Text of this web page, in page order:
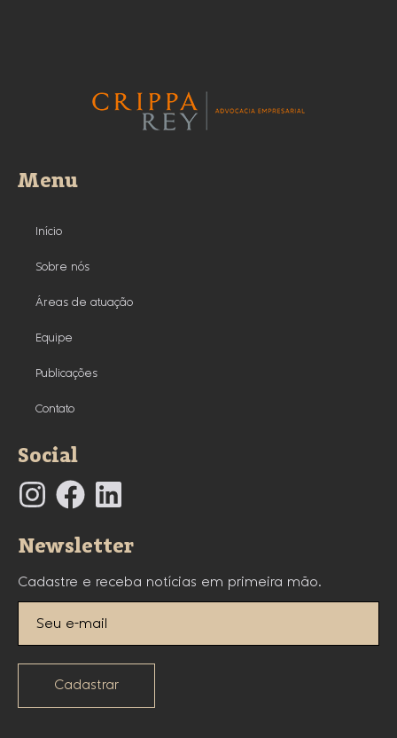
Menu
Início
Sobre nós
Áreas de atuação
Equipe
Publicações
Contato
Social
Newsletter
Cadastre e receba notícias em primeira mão.
Cadastrar